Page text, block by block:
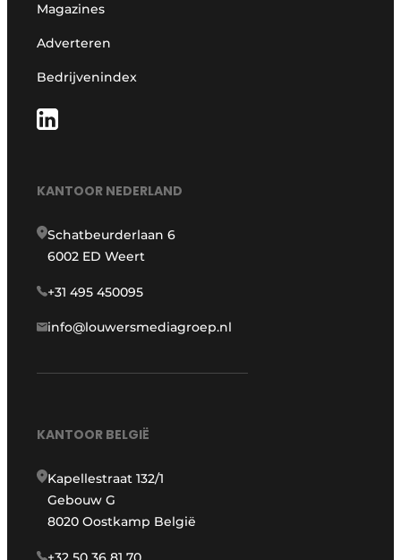
Magazines
Adverteren
Bedrijvenindex
KANTOOR NEDERLAND
Schatbeurderlaan 6
6002 ED Weert
+31 495 450095
info@louwersmediagroep.nl
KANTOOR BELGIË
Kapellestraat 132/1
Gebouw G
8020 Oostkamp België